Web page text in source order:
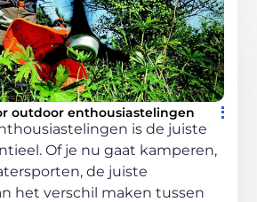
outdoor enthousiastelingen
is de juiste
Of je nu gaat kamperen,
de juiste
het verschil maken tussen